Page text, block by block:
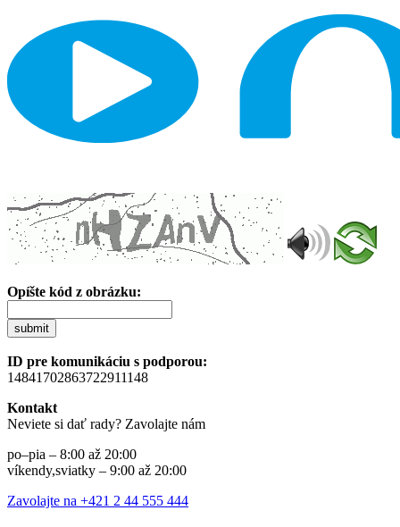
Opíšte kód z obrázku:
submit
ID pre komunikáciu s podporou:
14841702863722911148
Kontakt
Neviete si dať rady? Zavolajte nám
po–pia – 8:00 až 20:00
víkendy,sviatky – 9:00 až 20:00
Zavolajte na +421 2 44 555 444